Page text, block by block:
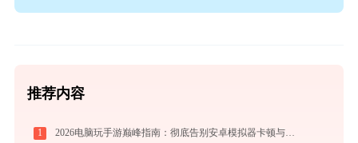
推荐内容
1 2026电脑玩手游巅峰指南：彻底告别安卓模拟器卡顿与捆绑，体验官方原生多端互通